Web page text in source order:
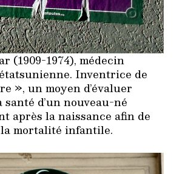
(1909-1974), médecin
Inventrice de
», un moyen d’évaluer
d’un nouveau-né
après la naissance afin de
mortalité infantile.